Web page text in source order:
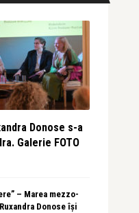
Donose s-a
Galerie FOTO
– Marea mezzo-
Donose își